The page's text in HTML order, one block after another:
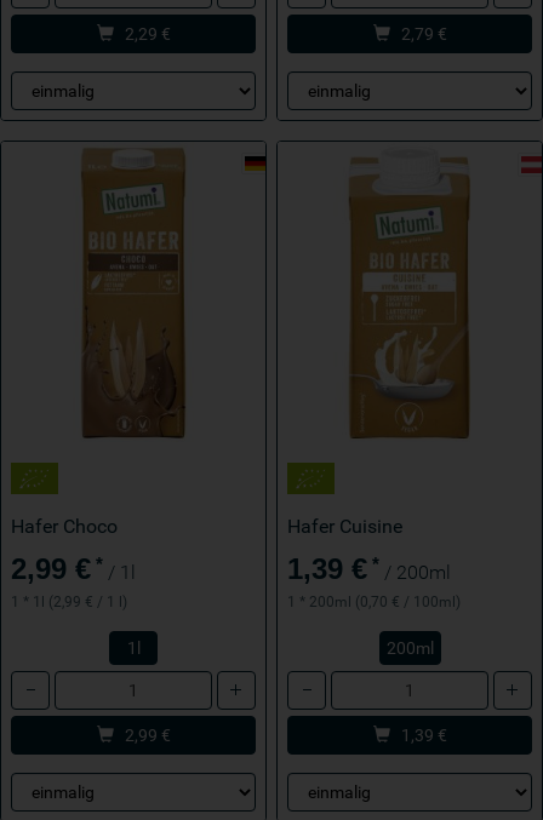
2,29 € 2,79 €
Hafer Choco
2,99 € * / 1l
1 * 1l (2,99 € / 1 l)
1l
Anzahl
2,99 €
Hafer Cuisine
1,39 € * / 200ml
1 * 200ml (0,70 € / 100ml)
200ml
Anzahl
1,39 €